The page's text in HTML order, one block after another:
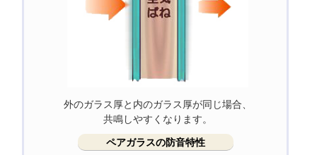
外のガラス厚と内のガラス厚が同じ場合、
共鳴しやすくなります。
ペアガラスの防音特性